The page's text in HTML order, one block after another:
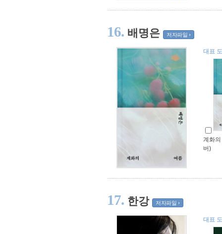
16. 배명은 저자파일
대표
계화
버)
17. 한강 저자파일
대표